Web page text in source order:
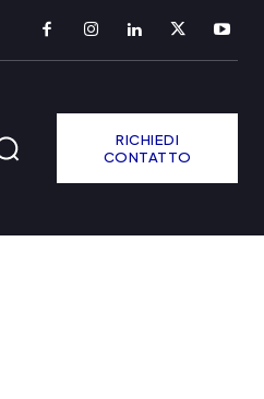
RICHIEDI
CONTATTO